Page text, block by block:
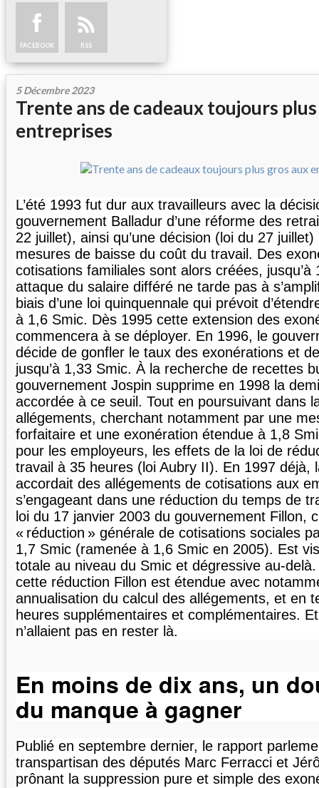
FACEBOOK RSS
5 Décembre 2023
Trente ans de cadeaux toujours
entreprises
L’été 1993 fut dur aux travailleurs avec la
gouvernement Balladur d’une réforme des
22 juillet), ainsi qu’une décision (loi du 27
mesures de baisse du coût du travail. Des
cotisations familiales sont alors créées,
attaque du salaire différé ne tarde pas à
biais d’une loi quinquennale qui prévoit
à 1,6 Smic. Dès 1995 cette extension des
commencera à se déployer. En 1996, le
décide de gonfler le taux des exonérations et
jusqu’à 1,33 Smic. À la recherche de recettes
gouvernement Jospin supprime en 1998 la
accordée à ce seuil. Tout en poursuivant dans
allégements, cherchant notamment par une
forfaitaire et une exonération étendue à 1,8
pour les employeurs, les effets de la loi de
travail à 35 heures (loi Aubry II). En 1997 déjà,
accordait des allégements de cotisations aux
s’engageant dans une réduction du temps de
loi du 17 janvier 2003 du gouvernement Fillon,
« réduction » générale de cotisations sociales
1,7 Smic (ramenée à 1,6 Smic en 2005). Est
totale au niveau du Smic et dégressive au-
cette réduction Fillon est étendue avec
annualisation du calcul des allégements, et en
heures supplémentaires et complémentaires.
n’allaient pas en rester là.
En moins de dix ans, un
du manque à gagner
Publié en septembre dernier, le rapport
transpartisan des députés Marc Ferracci et
prônant la suppression pure et simple des